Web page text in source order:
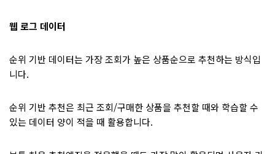
웹 로그 데이터
순위 기반 데이터는 가장 조회가 높은 상품순으로 추천하는 방식입
니다.
순위 기반 추천은 최근 조회/구매한 상품을 추천할 때와 학습할 수
있는 데이터 양이 적을 때 활용합니다.